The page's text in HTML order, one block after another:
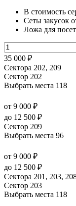
В стоимость
Сеты закусок
Ложа для
35 000 ₽
Сектора 202, 209
Сектор 202
Выбрать места 118
от 9 000 ₽
до 12 500 ₽
Сектор 209
Выбрать места 96
от 9 000 ₽
до 12 500 ₽
Сектора 201, 203,
Сектор 203
Выбрать места 118